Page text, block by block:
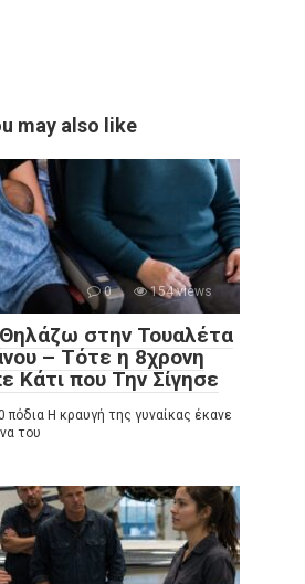
may also like
0 154 views
στην Τουαλέτα
– Τότε η 8χρονη
Κάτι που Την Σίγησε
πόδια Η κραυγή της γυναίκας έκανε
του